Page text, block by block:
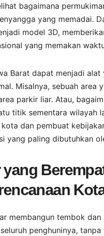
bagaimana
yang memadai.
model 3D,
yang memakan
Barat dapat menjadi
Misalnya, sebuah area
parkir liar. Atau,
titik sementara wilayah
dan pembuat
yang paling dibutuhkan
membangun tembok
penghuninya,